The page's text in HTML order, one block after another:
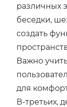
различных
беседки,
создать
Важно
для
В-третьих,